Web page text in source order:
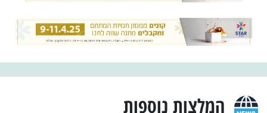
המלצות נוספות